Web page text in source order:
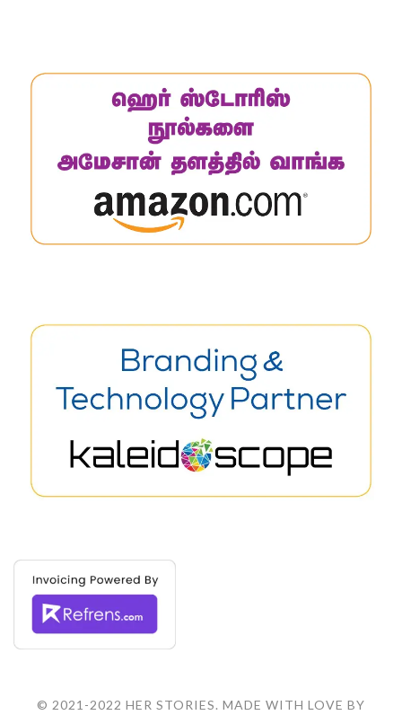
© 2021-2022 HER STORIES. MADE WITH LOVE BY